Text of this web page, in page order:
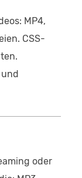
MP4,
CSS-
oder